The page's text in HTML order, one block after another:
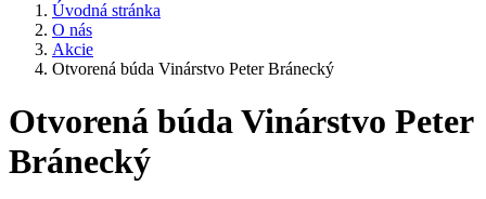
Úvodná stránka
O nás
Akcie
Otvorená búda Vinárstvo Peter Bránecký
Otvorená búda Vinárstvo Peter
Bránecký